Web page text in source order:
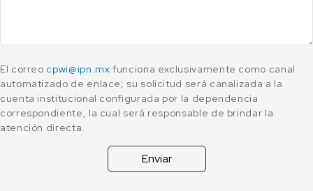
El correo cpwi@ipn.mx funciona exclusivamente como canal
automatizado de enlace; su solicitud será canalizada a la
cuenta institucional configurada por la dependencia
correspondiente, la cual será responsable de brindar la
atención directa.
Enviar